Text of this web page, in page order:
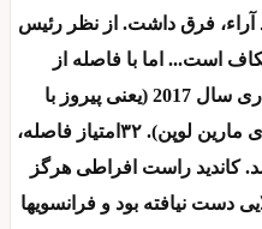
کشور با 58،55درصد آراء، فرق داشت. از نظر رئیس
است... اما با فاصله از
«جبهه جمهوریخواهی» و نمره انفجاری سال 2017 (یعنی پیروز با
66درصد آراه در مقابل 34درصد برای مارین لوپن). ۳۲امتیاز فاصله،
کاندید راست افراطی هرگز
دست نیافته بود و فرانسویها